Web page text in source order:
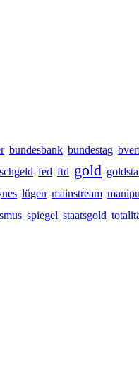
bundesbank bundestag
fed ftd gold
lügen mainstream
spiegel staatsgold